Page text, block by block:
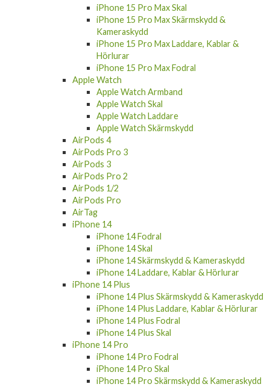
iPhone 15 Pro Max Skal
iPhone 15 Pro Max Skärmskydd &
Kameraskydd
iPhone 15 Pro Max Laddare, Kablar &
Hörlurar
iPhone 15 Pro Max Fodral
Apple Watch
Apple Watch Armband
Apple Watch Skal
Apple Watch Laddare
Apple Watch Skärmskydd
AirPods 4
AirPods Pro 3
AirPods 3
AirPods Pro 2
AirPods 1/2
AirPods Pro
AirTag
iPhone 14
iPhone 14 Fodral
iPhone 14 Skal
iPhone 14 Skärmskydd & Kameraskydd
iPhone 14 Laddare, Kablar & Hörlurar
iPhone 14 Plus
iPhone 14 Plus Skärmskydd & Kameraskydd
iPhone 14 Plus Laddare, Kablar & Hörlurar
iPhone 14 Plus Fodral
iPhone 14 Plus Skal
iPhone 14 Pro
iPhone 14 Pro Fodral
iPhone 14 Pro Skal
iPhone 14 Pro Skärmskydd & Kameraskydd